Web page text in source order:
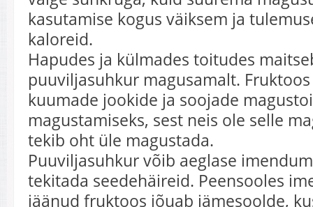
kasutamise kogus väiksem ja
kaloreid.
Hapudes ja külmades toitudes
puuviljasuhkur magusamalt.
kuumade jookide ja soojade
magustamiseks, sest neis ole selle
tekib oht üle magustada.
Puuviljasuhkur võib aeglase
tekitada seedehäireid. Peensooles
jäänud fruktoos jõuab jämesoolde,